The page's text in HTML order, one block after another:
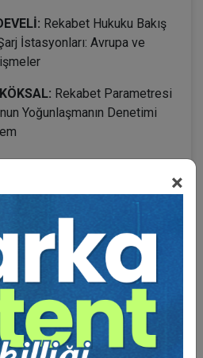
×
Rekabet Hukuku Bakış
İstasyonları: Avrupa ve
Rekabet Parametresi
Yoğunlaşmanın Denetimi
Ol: Sadece 5490 TL / Yıllık